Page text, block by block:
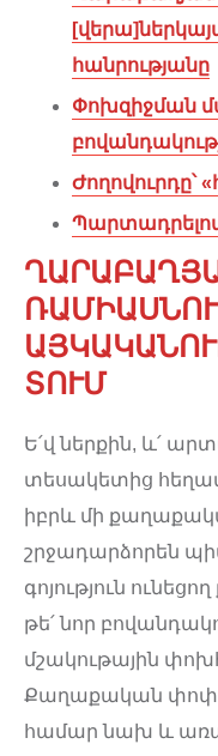
հանրությանը
Փոխզիջման
Ժողովուրդը՝
ՏՈՒՄ
Ե՛վ ներքին, և՛
տեսակետից
իբրև մի
շրջադարձորեն
գոյություն
թե՛ նոր
մշակութային
Քաղաքական
համար նախ և